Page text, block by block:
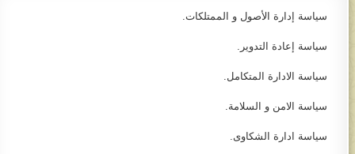
سياسة إدارة الأصول و الممتلكات.
سياسة إعادة التدوير.
سياسة الادارة المتكامل.
سياسة الامن و السلامة.
سياسة ادارة الشكاوى.